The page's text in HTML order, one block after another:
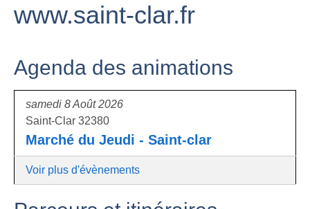
www.saint-clar.fr
Agenda des animations
samedi 8 Août 2026
Saint-Clar 32380
Marché du Jeudi - Saint-clar
Voir plus d'évènements